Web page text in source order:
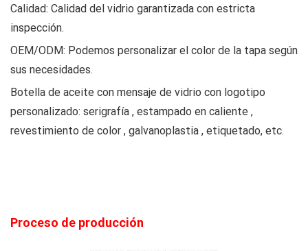
Calidad: Calidad del vidrio garantizada con estricta
inspección.
OEM/ODM: Podemos personalizar el color de la tapa según
sus necesidades.
Botella de aceite con mensaje de vidrio con logotipo
personalizado: serigrafía , estampado en caliente ,
revestimiento de color , galvanoplastia , etiquetado, etc.
Proceso de producción